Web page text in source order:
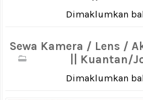
Dimaklumkan
Sewa Kamera / Lens /
|| Kuantan/
Dimaklumkan